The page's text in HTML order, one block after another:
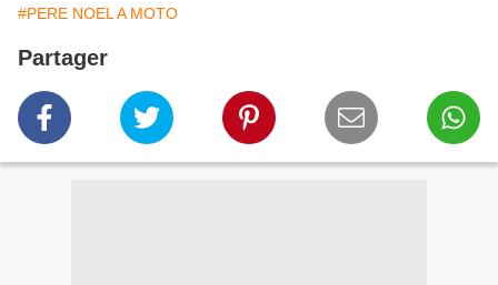
#PERE NOEL A MOTO
Partager